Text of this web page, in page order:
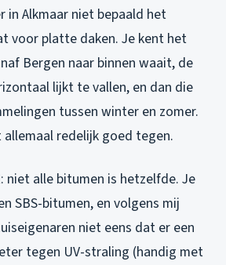
in Alkmaar niet bepaald het
voor platte daken. Je kent het
Bergen naar binnen waait, de
lijkt te vallen, en dan die
tussen winter en zomer.
redelijk goed tegen.
niet alle bitumen is hetzelfde. Je
SBS-bitumen, en volgens mij
niet eens dat er een
tegen UV-straling (handig met